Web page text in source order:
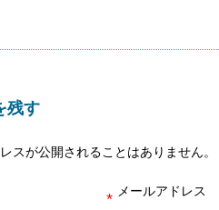
残す
スが公開されることはありません。
メールアドレス
*